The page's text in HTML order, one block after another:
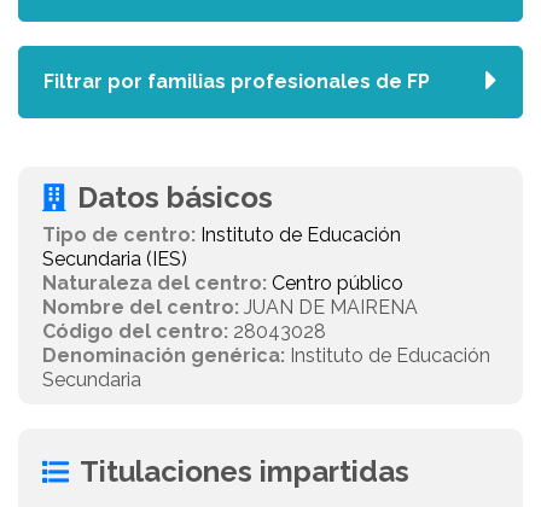
Datos básicos
Tipo de centro: Instituto de Educación
Secundaria (IES)
Naturaleza del centro: Centro público
Nombre del centro: JUAN DE MAIRENA
Código del centro: 28043028
Denominación genérica: Instituto de Educación
Secundaria
Titulaciones impartidas
Filtrar por familias profesionales de FP